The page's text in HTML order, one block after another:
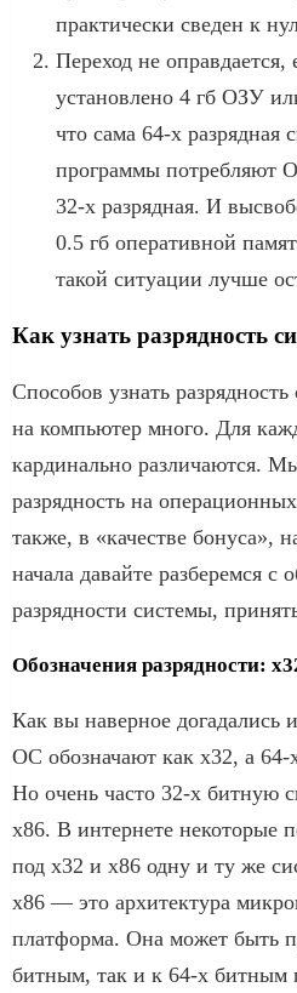
практически сведен к
Переход не оправдается,
установлено 4 гб ОЗУ
что сама 64-х разрядная
программы потребляют
32-х разрядная. И
0.5 гб оперативной
такой ситуации лучше
Как узнать разрядность
Способов узнать
на компьютер много. Для
кардинально различаются.
разрядность на
также, в «качестве бонуса»,
начала давайте разберемся с
разрядности системы,
Обозначения разрядности:
Как вы наверное догадались
ОС обозначают как x32, а
Но очень часто 32-х битную
x86. В интернете некоторые
под x32 и x86 одну и ту же
x86 — это архитектура
платформа. Она может быть
битным, так и к 64-х битным